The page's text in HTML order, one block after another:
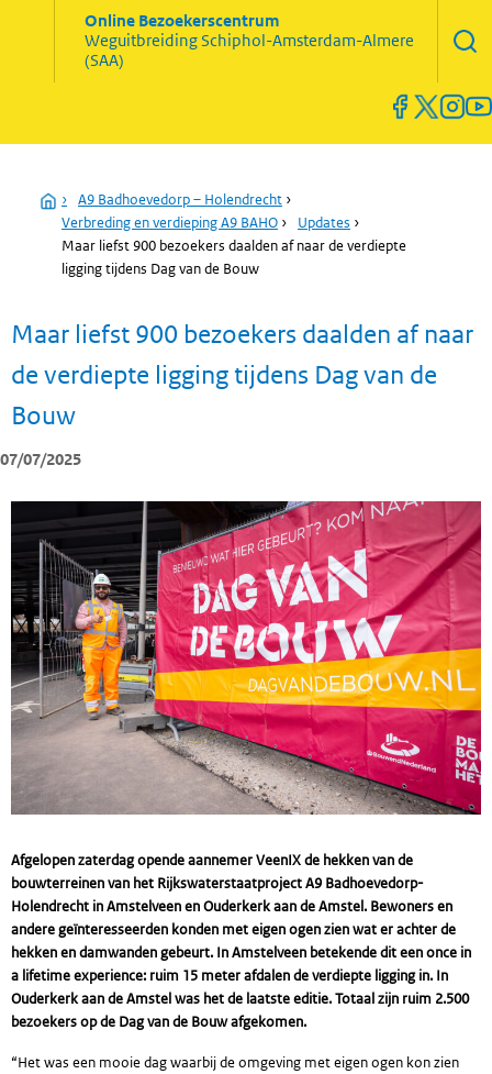
Online Bezoekerscentrum
WeguitbreidingSchiphol-Amsterdam-Almere
(SAA)
Home
› A9 Badhoevedorp – Holendrecht ›
Verbreding en verdieping A9 BAHO › Updates ›
Maar liefst 900 bezoekers daalden af naar de verdiepte
ligging tijdens Dag van de Bouw
Maar liefst 900 bezoekers daalden af naar
de verdiepte ligging tijdens Dag van de
Bouw
07/07/2025
Afgelopen zaterdag opende aannemer VeenIX de hekken van de
bouwterreinen van het Rijkswaterstaatproject A9 Badhoevedorp-
Holendrecht in Amstelveen en Ouderkerk aan de Amstel. Bewoners en
andere geïnteresseerden konden met eigen ogen zien wat er achter de
hekken en damwanden gebeurt. In Amstelveen betekende dit een once in
a lifetime experience: ruim 15 meter afdalen de verdiepte ligging in. In
Ouderkerk aan de Amstel was het de laatste editie. Totaal zijn ruim 2.500
bezoekers op de Dag van de Bouw afgekomen.
“Het was een mooie dag waarbij de omgeving met eigen ogen kon zien